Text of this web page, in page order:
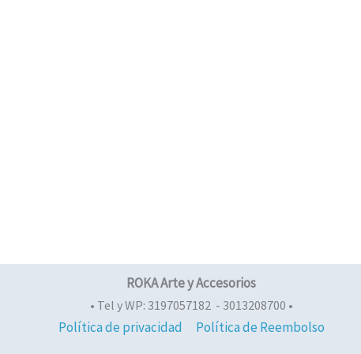
ROKA Arte y Accesorios
• Tel y WP: 3197057182 - 3013208700 •
Política de privacidad Política de Reembolso